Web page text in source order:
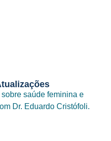
saúde feminina e
Dr. Eduardo Cristófoli.